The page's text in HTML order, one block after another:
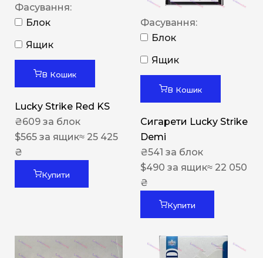
Фасування:
Блок
Ящик
В Кошик
Lucky Strike Red KS
₴609 за блок
$565 за ящик≈ 25 425
₴
Купити
Фасування:
Блок
Ящик
В Кошик
Сигарети Lucky Strike
Demi
₴541 за блок
$490 за ящик≈ 22 050
₴
Купити